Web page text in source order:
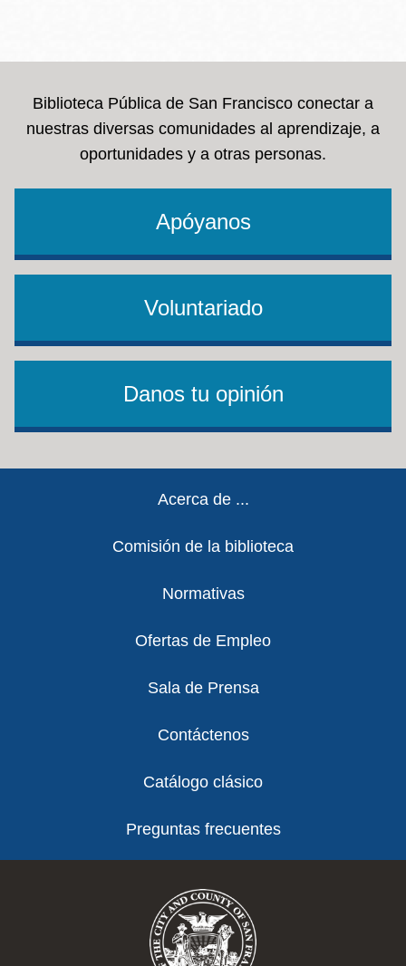
Biblioteca Pública de San Francisco conectar a
nuestras diversas comunidades al aprendizaje, a
oportunidades y a otras personas.
Apóyanos
Voluntariado
Danos tu opinión
Acerca de ...
Comisión de la biblioteca
Normativas
Ofertas de Empleo
Sala de Prensa
Contáctenos
Catálogo clásico
Preguntas frecuentes